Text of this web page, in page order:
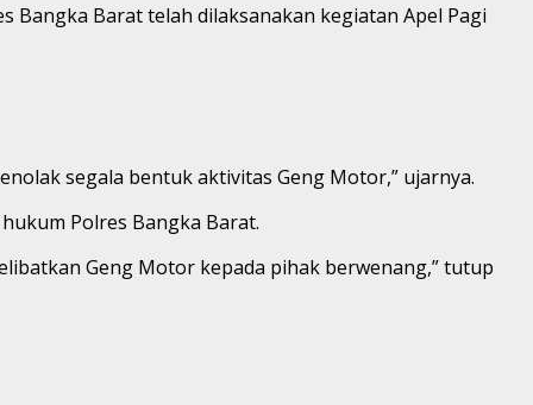
Bangka Barat telah dilaksanakan kegiatan Apel Pagi
segala bentuk aktivitas Geng Motor,” ujarnya.
Polres Bangka Barat.
Geng Motor kepada pihak berwenang,” tutup